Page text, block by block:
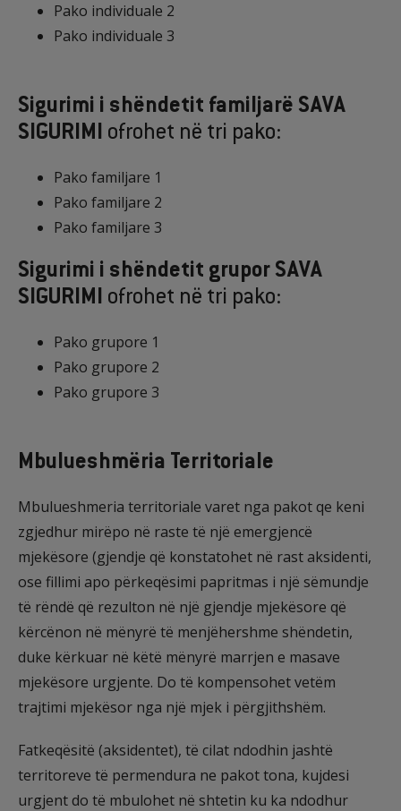
Pako individuale 2
Pako individuale 3
Sigurimi i shëndetit familjarë SAVA
SIGURIMI ofrohet në tri pako:
Pako familjare 1
Pako familjare 2
Pako familjare 3
Sigurimi i shëndetit grupor SAVA
SIGURIMI ofrohet në tri pako:
Pako grupore 1
Pako grupore 2
Pako grupore 3
Mbulueshmëria Territoriale
Mbulueshmeria territoriale varet nga pakot qe keni
zgjedhur mirëpo në raste të një emergjencë
mjekësore (gjendje që konstatohet në rast aksidenti,
ose fillimi apo përkeqësimi papritmas i një sëmundje
të rëndë që rezulton në një gjendje mjekësore që
kërcënon në mënyrë të menjëhershme shëndetin,
duke kërkuar në këtë mënyrë marrjen e masave
mjekësore urgjente. Do të kompensohet vetëm
trajtimi mjekësor nga një mjek i përgjithshëm.
Fatkeqësitë (aksidentet), të cilat ndodhin jashtë
territoreve të permendura ne pakot tona, kujdesi
urgjent do të mbulohet në shtetin ku ka ndodhur